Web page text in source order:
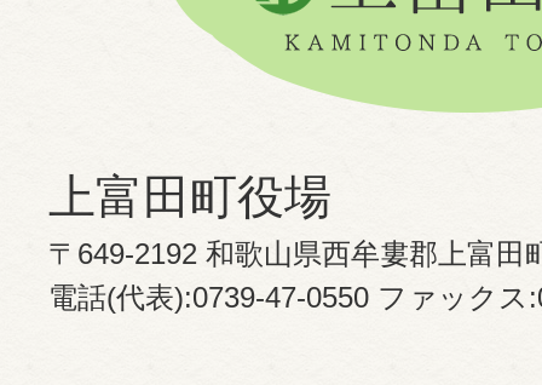
上富田町役場
〒649-2192 和歌山県西牟婁郡上富田
電話(代表):0739-47-0550 ファックス